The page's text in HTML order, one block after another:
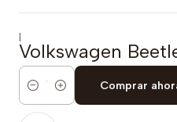
|
Volkswagen
Cantidad
Comprar